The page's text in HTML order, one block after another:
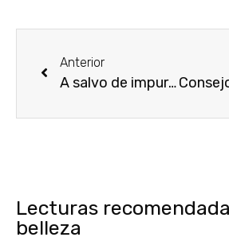
Anterior
A salvo de impurezas en el rostro
Lecturas
belleza